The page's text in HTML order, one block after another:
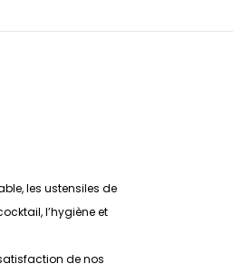
les ustensiles de
l’hygiène et
de nos